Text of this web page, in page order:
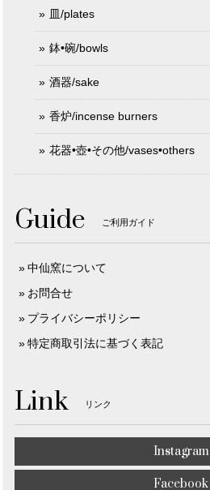
皿/plates
鉢•碗/bowls
酒器/sake
香炉/incense burners
花器•壺•その他/vases•others
Guide ご利用ガイド
中仙窯について
お問合せ
プライバシーポリシー
特定商取引法に基づく表記
Link リンク
Instagram
Facebook